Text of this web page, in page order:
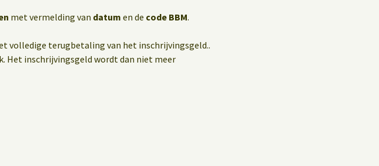
met vermelding van datum en de code BBM.
volledige terugbetaling van het inschrijvingsgeld..
Het inschrijvingsgeld wordt dan niet meer